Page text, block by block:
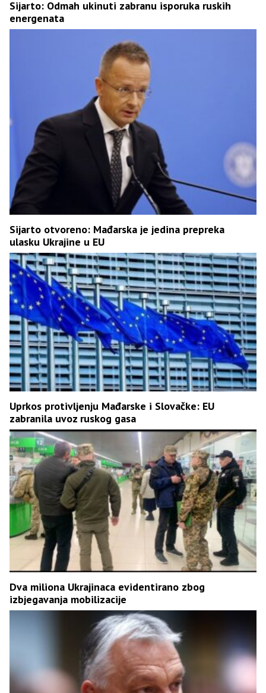
Sijarto: Odmah ukinuti zabranu isporuka ruskih
energenata
Sijarto otvoreno: Mađarska je jedina prepreka
ulasku Ukrajine u EU
Uprkos protivljenju Mađarske i Slovačke: EU
zabranila uvoz ruskog gasa
Dva miliona Ukrajinaca evidentirano zbog
izbjegavanja mobilizacije